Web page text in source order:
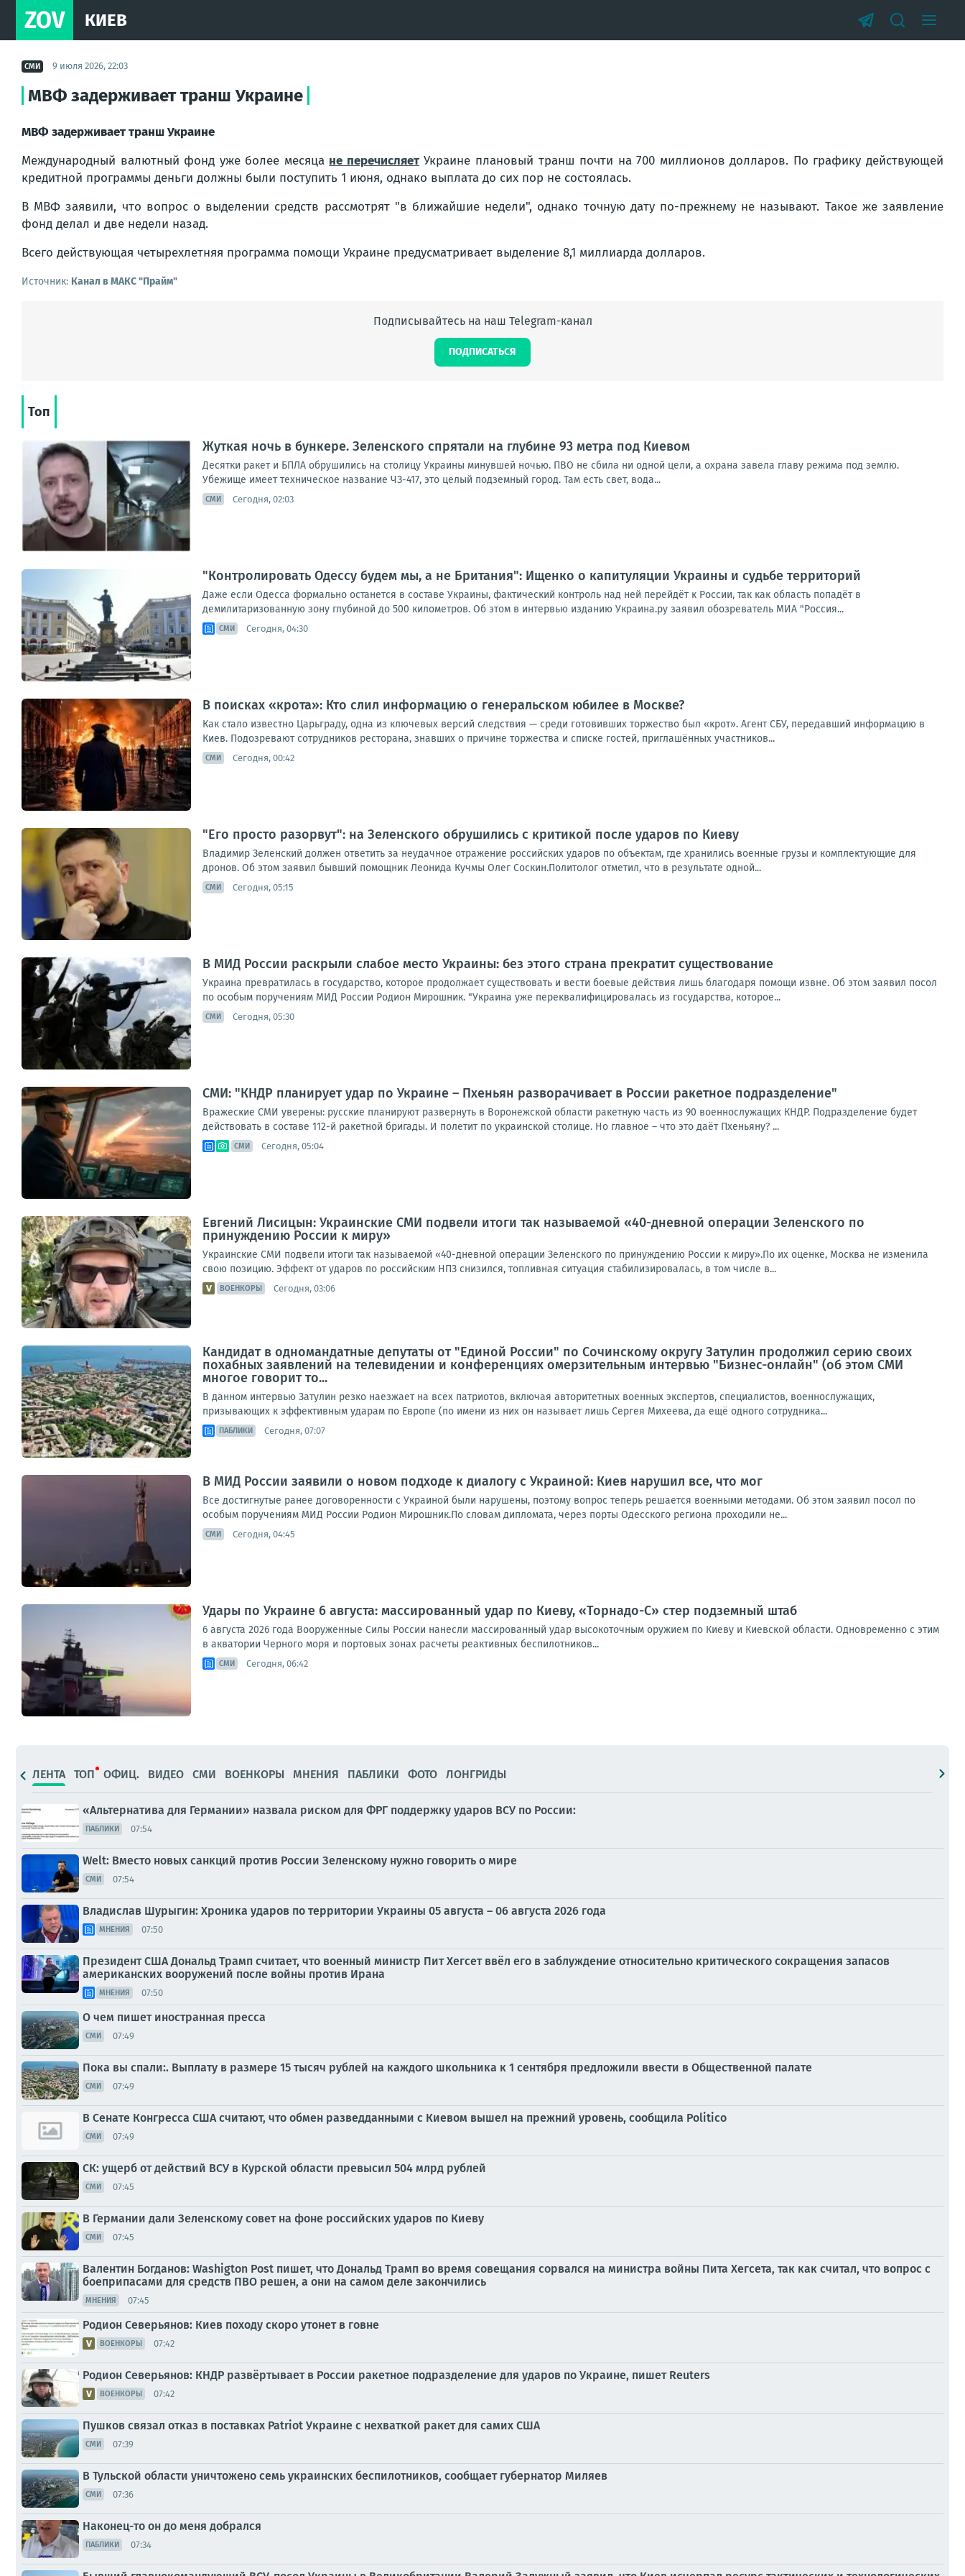
ZOV КИЕВ
СМИ 9 июля 2026, 22:03
МВФ задерживает транш Украине
МВФ задерживает транш Украине
Международный валютный фонд уже более месяца не перечисляетУкраине плановый транш почти на 700 миллионов долларов. По графику действующей
кредитной программы деньги должны были поступить 1 июня, однако выплата до сих пор не состоялась.
В МВФ заявили, что вопрос о выделении средств рассмотрят "в ближайшие недели", однако точную дату по-прежнему не называют. Такое же заявление
фонд делал и две недели назад.
Всего действующая четырехлетняя программа помощи Украине предусматривает выделение 8,1 миллиарда долларов.
Источник: Канал в МАКС "Прайм"
Подписывайтесь на наш Telegram-канал
ПОДПИСАТЬСЯ
Топ
Жуткая ночь в бункере. Зеленского спрятали на глубине 93 метра под Киевом
Десятки ракет и БПЛА обрушились на столицу Украины минувшей ночью. ПВО не сбила ни одной цели, а охрана завела главу режима под землю.
Убежище имеет техническое название ЧЗ-417, это целый подземный город. Там есть свет, вода...
СМИ Сегодня, 02:03
"Контролировать Одессу будем мы, а не Британия": Ищенко о капитуляции Украины и судьбе территорий
Даже если Одесса формально останется в составе Украины, фактический контроль над ней перейдёт к России, так как область попадёт в
демилитаризованную зону глубиной до 500 километров. Об этом в интервью изданию Украина.ру заявил обозреватель МИА "Россия...
СМИ Сегодня, 04:30
В поисках «крота»: Кто слил информацию о генеральском юбилее в Москве?
Как стало известно Царьграду, одна из ключевых версий следствия — среди готовивших торжество был «крот». Агент СБУ, передавший информацию в
Киев. Подозревают сотрудников ресторана, знавших о причине торжества и списке гостей, приглашённых участников...
СМИ Сегодня, 00:42
"Его просто разорвут": на Зеленского обрушились с критикой после ударов по Киеву
Владимир Зеленский должен ответить за неудачное отражение российских ударов по объектам, где хранились военные грузы и комплектующие для
дронов. Об этом заявил бывший помощник Леонида Кучмы Олег Соскин.Политолог отметил, что в результате одной...
СМИ Сегодня, 05:15
В МИД России раскрыли слабое место Украины: без этого страна прекратит существование
Украина превратилась в государство, которое продолжает существовать и вести боевые действия лишь благодаря помощи извне. Об этом заявил посол
по особым поручениям МИД России Родион Мирошник. "Украина уже переквалифицировалась из государства, которое...
СМИ Сегодня, 05:30
СМИ: "КНДР планирует удар по Украине – Пхеньян разворачивает в России ракетное подразделение"
Вражеские СМИ уверены: русские планируют развернуть в Воронежской области ракетную часть из 90 военнослужащих КНДР. Подразделение будет
действовать в составе 112-й ракетной бригады. И полетит по украинской столице. Но главное – что это даёт Пхеньяну? ...
СМИ Сегодня, 05:04
Евгений Лисицын: Украинские СМИ подвели итоги так называемой «40-дневной операции Зеленского по
принуждению России к миру»
Украинские СМИ подвели итоги так называемой «40-дневной операции Зеленского по принуждению России к миру».По их оценке, Москва не изменила
свою позицию. Эффект от ударов по российским НПЗ снизился, топливная ситуация стабилизировалась, в том числе в...
ВОЕНКОРЫ Сегодня, 03:06
Кандидат в одномандатные депутаты от "Единой России" по Сочинскому округу Затулин продолжил серию своих
похабных заявлений на телевидении и конференциях омерзительным интервью "Бизнес-онлайн" (об этом СМИ
многое говорит то...
В данном интервью Затулин резко наезжает на всех патриотов, включая авторитетных военных экспертов, специалистов, военнослужащих,
призывающих к эффективным ударам по Европе (по имени из них он называет лишь Сергея Михеева, да ещё одного сотрудника...
ПАБЛИКИ Сегодня, 07:07
В МИД России заявили о новом подходе к диалогу с Украиной: Киев нарушил все, что мог
Все достигнутые ранее договоренности с Украиной были нарушены, поэтому вопрос теперь решается военными методами. Об этом заявил посол по
особым поручениям МИД России Родион Мирошник.По словам дипломата, через порты Одесского региона проходили не...
СМИ Сегодня, 04:45
Удары по Украине 6 августа: массированный удар по Киеву, «Торнадо-С» стер подземный штаб
6 августа 2026 года Вооруженные Силы России нанесли массированный удар высокоточным оружием по Киеву и Киевской области. Одновременно с этим
в акватории Черного моря и портовых зонах расчеты реактивных беспилотников...
СМИ Сегодня, 06:42
ЛЕНТА ТОП ОФИЦ. ВИДЕО СМИ ВОЕНКОРЫ МНЕНИЯ ПАБЛИКИ ФОТО ЛОНГРИДЫ
«Альтернатива для Германии» назвала риском для ФРГ поддержку ударов ВСУ по России:
ПАБЛИКИ 07:54
Welt: Вместо новых санкций против России Зеленскому нужно говорить о мире
СМИ 07:54
Владислав Шурыгин: Хроника ударов по территории Украины 05 августа – 06 августа 2026 года
МНЕНИЯ 07:50
Президент США Дональд Трамп считает, что военный министр Пит Хегсет ввёл его в заблуждение относительно критического сокращения запасов
американских вооружений после войны против Ирана
МНЕНИЯ 07:50
О чем пишет иностранная пресса
СМИ 07:49
Пока вы спали:. Выплату в размере 15 тысяч рублей на каждого школьника к 1 сентября предложили ввести в Общественной палате
СМИ 07:49
В Сенате Конгресса США считают, что обмен разведданными с Киевом вышел на прежний уровень, сообщила Politico
СМИ 07:49
СК: ущерб от действий ВСУ в Курской области превысил 504 млрд рублей
СМИ 07:45
В Германии дали Зеленскому совет на фоне российских ударов по Киеву
СМИ 07:45
Валентин Богданов: Washigton Post пишет, что Дональд Трамп во время совещания сорвался на министра войны Пита Хегсета, так как считал, что вопрос с
боеприпасами для средств ПВО решен, а они на самом деле закончились
МНЕНИЯ 07:45
Родион Северьянов: Киев походу скоро утонет в говне
ВОЕНКОРЫ 07:42
Родион Северьянов: КНДР развёртывает в России ракетное подразделение для ударов по Украине, пишет Reuters
ВОЕНКОРЫ 07:42
Пушков связал отказ в поставках Patriot Украине с нехваткой ракет для самих США
СМИ 07:39
В Тульской области уничтожено семь украинских беспилотников, сообщает губернатор Миляев
СМИ 07:36
Наконец-то он до меня добрался
ПАБЛИКИ 07:34